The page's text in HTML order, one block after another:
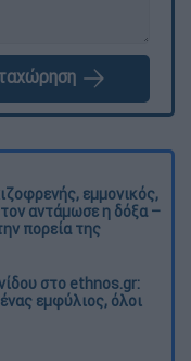
εμμονικός,
αντάμωσε η δόξα –
πορεία της
στο ethnos.gr:
εμφύλιος, όλοι